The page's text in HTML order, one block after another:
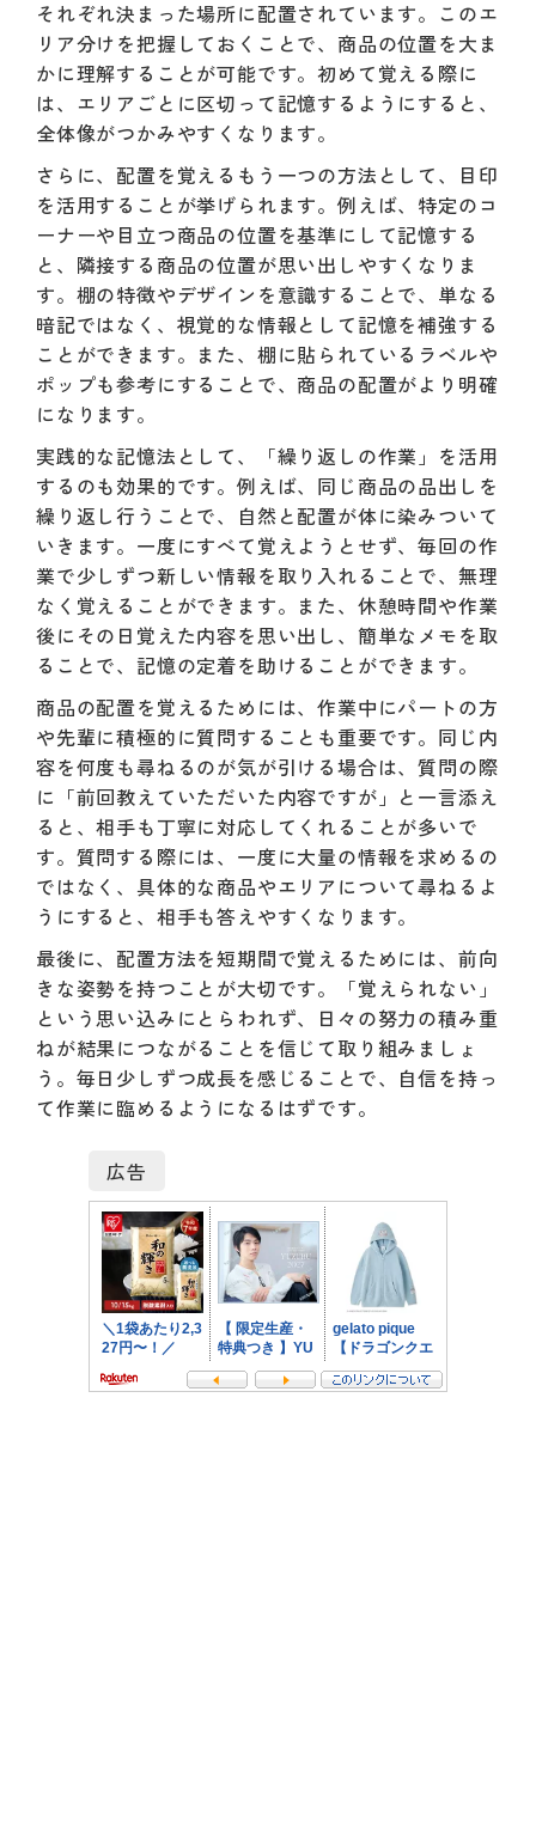
それぞれ決まった場所に配置されています。このエ
リア分けを把握しておくことで、商品の位置を大ま
かに理解することが可能です。初めて覚える際に
は、エリアごとに区切って記憶するようにすると、
全体像がつかみやすくなります。
さらに、配置を覚えるもう一つの方法として、目印
を活用することが挙げられます。例えば、特定のコ
ーナーや目立つ商品の位置を基準にして記憶する
と、隣接する商品の位置が思い出しやすくなりま
す。棚の特徴やデザインを意識することで、単なる
暗記ではなく、視覚的な情報として記憶を補強する
ことができます。また、棚に貼られているラベルや
ポップも参考にすることで、商品の配置がより明確
になります。
実践的な記憶法として、「繰り返しの作業」を活用
するのも効果的です。例えば、同じ商品の品出しを
繰り返し行うことで、自然と配置が体に染みついて
いきます。一度にすべて覚えようとせず、毎回の作
業で少しずつ新しい情報を取り入れることで、無理
なく覚えることができます。また、休憩時間や作業
後にその日覚えた内容を思い出し、簡単なメモを取
ることで、記憶の定着を助けることができます。
商品の配置を覚えるためには、作業中にパートの方
や先輩に積極的に質問することも重要です。同じ内
容を何度も尋ねるのが気が引ける場合は、質問の際
に「前回教えていただいた内容ですが」と一言添え
ると、相手も丁寧に対応してくれることが多いで
す。質問する際には、一度に大量の情報を求めるの
ではなく、具体的な商品やエリアについて尋ねるよ
うにすると、相手も答えやすくなります。
最後に、配置方法を短期間で覚えるためには、前向
きな姿勢を持つことが大切です。「覚えられない」
という思い込みにとらわれず、日々の努力の積み重
ねが結果につながることを信じて取り組みましょ
う。毎日少しずつ成長を感じることで、自信を持っ
て作業に臨めるようになるはずです。
広告